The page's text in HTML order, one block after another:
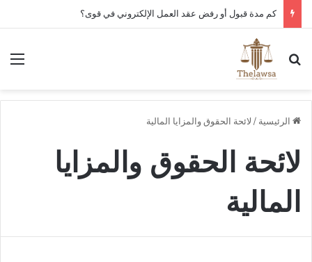
كم مدة قبول أو رفض عقد العمل الإلكتروني في قوى؟
بحث عن
الرئيسية / لائحة الحقوق والمزايا المالية
لائحة الحقوق والمزايا
المالية